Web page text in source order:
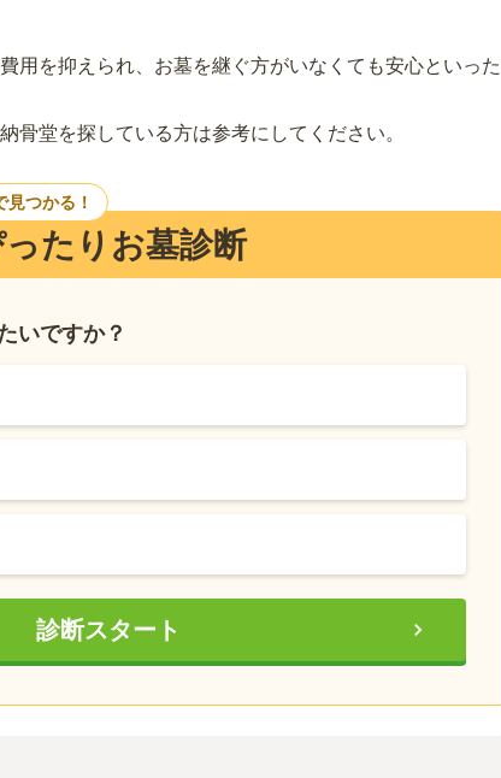
用を抑えられ、お墓を継ぐ方がいなくても安心といった
骨堂を探している方は参考にしてください。
たりお墓診断
見つかる！
いですか？
診断スタート